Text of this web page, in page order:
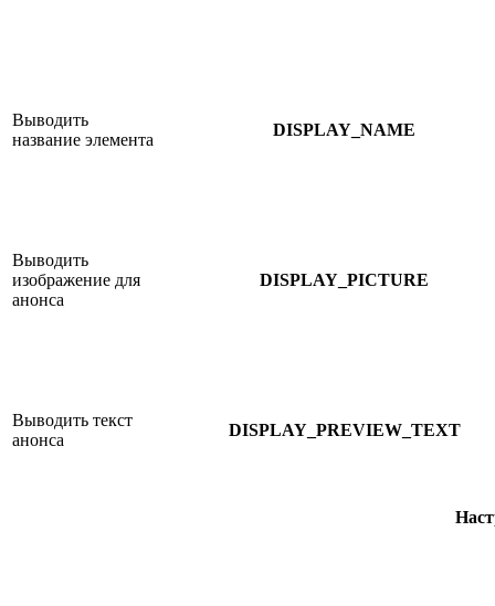
Выводить
название элемента
DISPLAY_NAME
Выводить
изображение для
анонса
DISPLAY_PICTURE
Выводить текст
анонса
DISPLAY_PREVIEW_TEXT